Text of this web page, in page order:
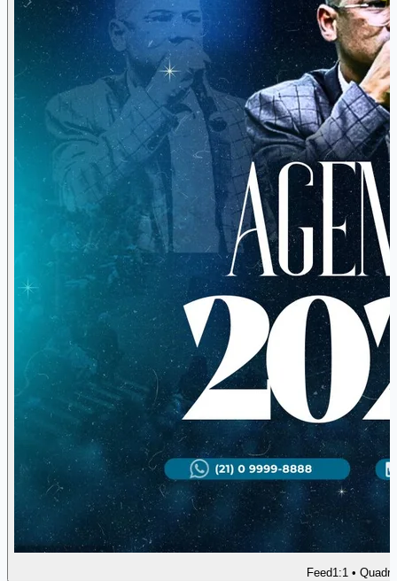
Feed1:1 •